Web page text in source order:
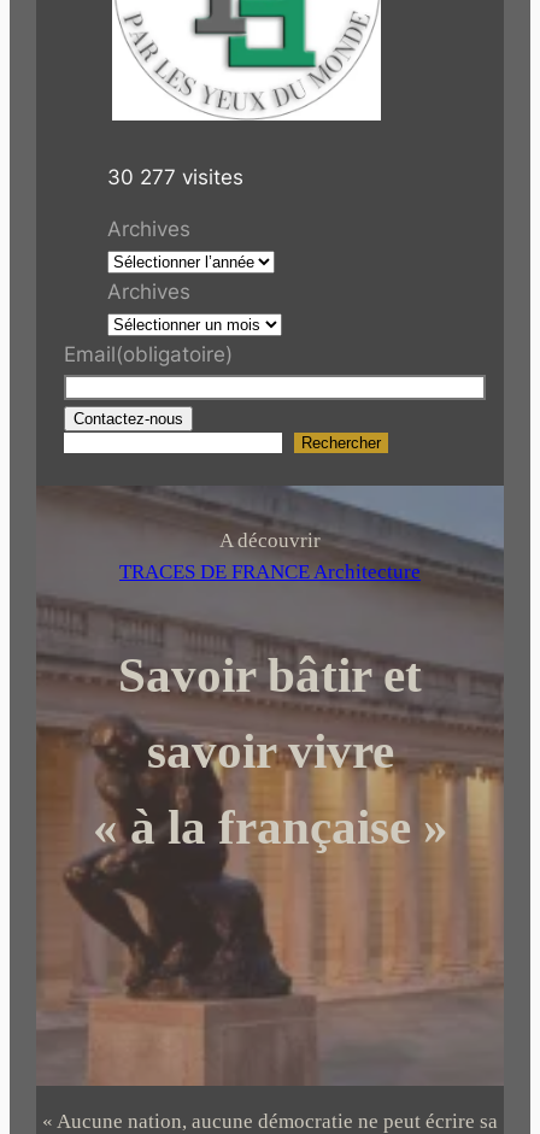
30 277 visites
Archives
Archives
Email(obligatoire)
Contactez-nous
r
c
h
r
Rechercher
A découvrir
TRACES DE FRANCE Architecture
Savoir bâtir et
savoir vivre
« à la française »
« Aucune nation, aucune démocratie ne peut écrire sa